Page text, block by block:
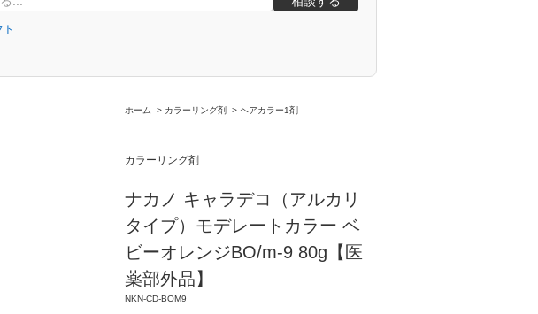
ホーム > カラーリング剤 > ヘアカラー1剤
カラーリング剤
ナカノ キャラデコ（アルカリ
タイプ）モデレートカラー ベ
ビーオレンジBO/m-9 80g【医
薬部外品】
NKN-CD-BOM9